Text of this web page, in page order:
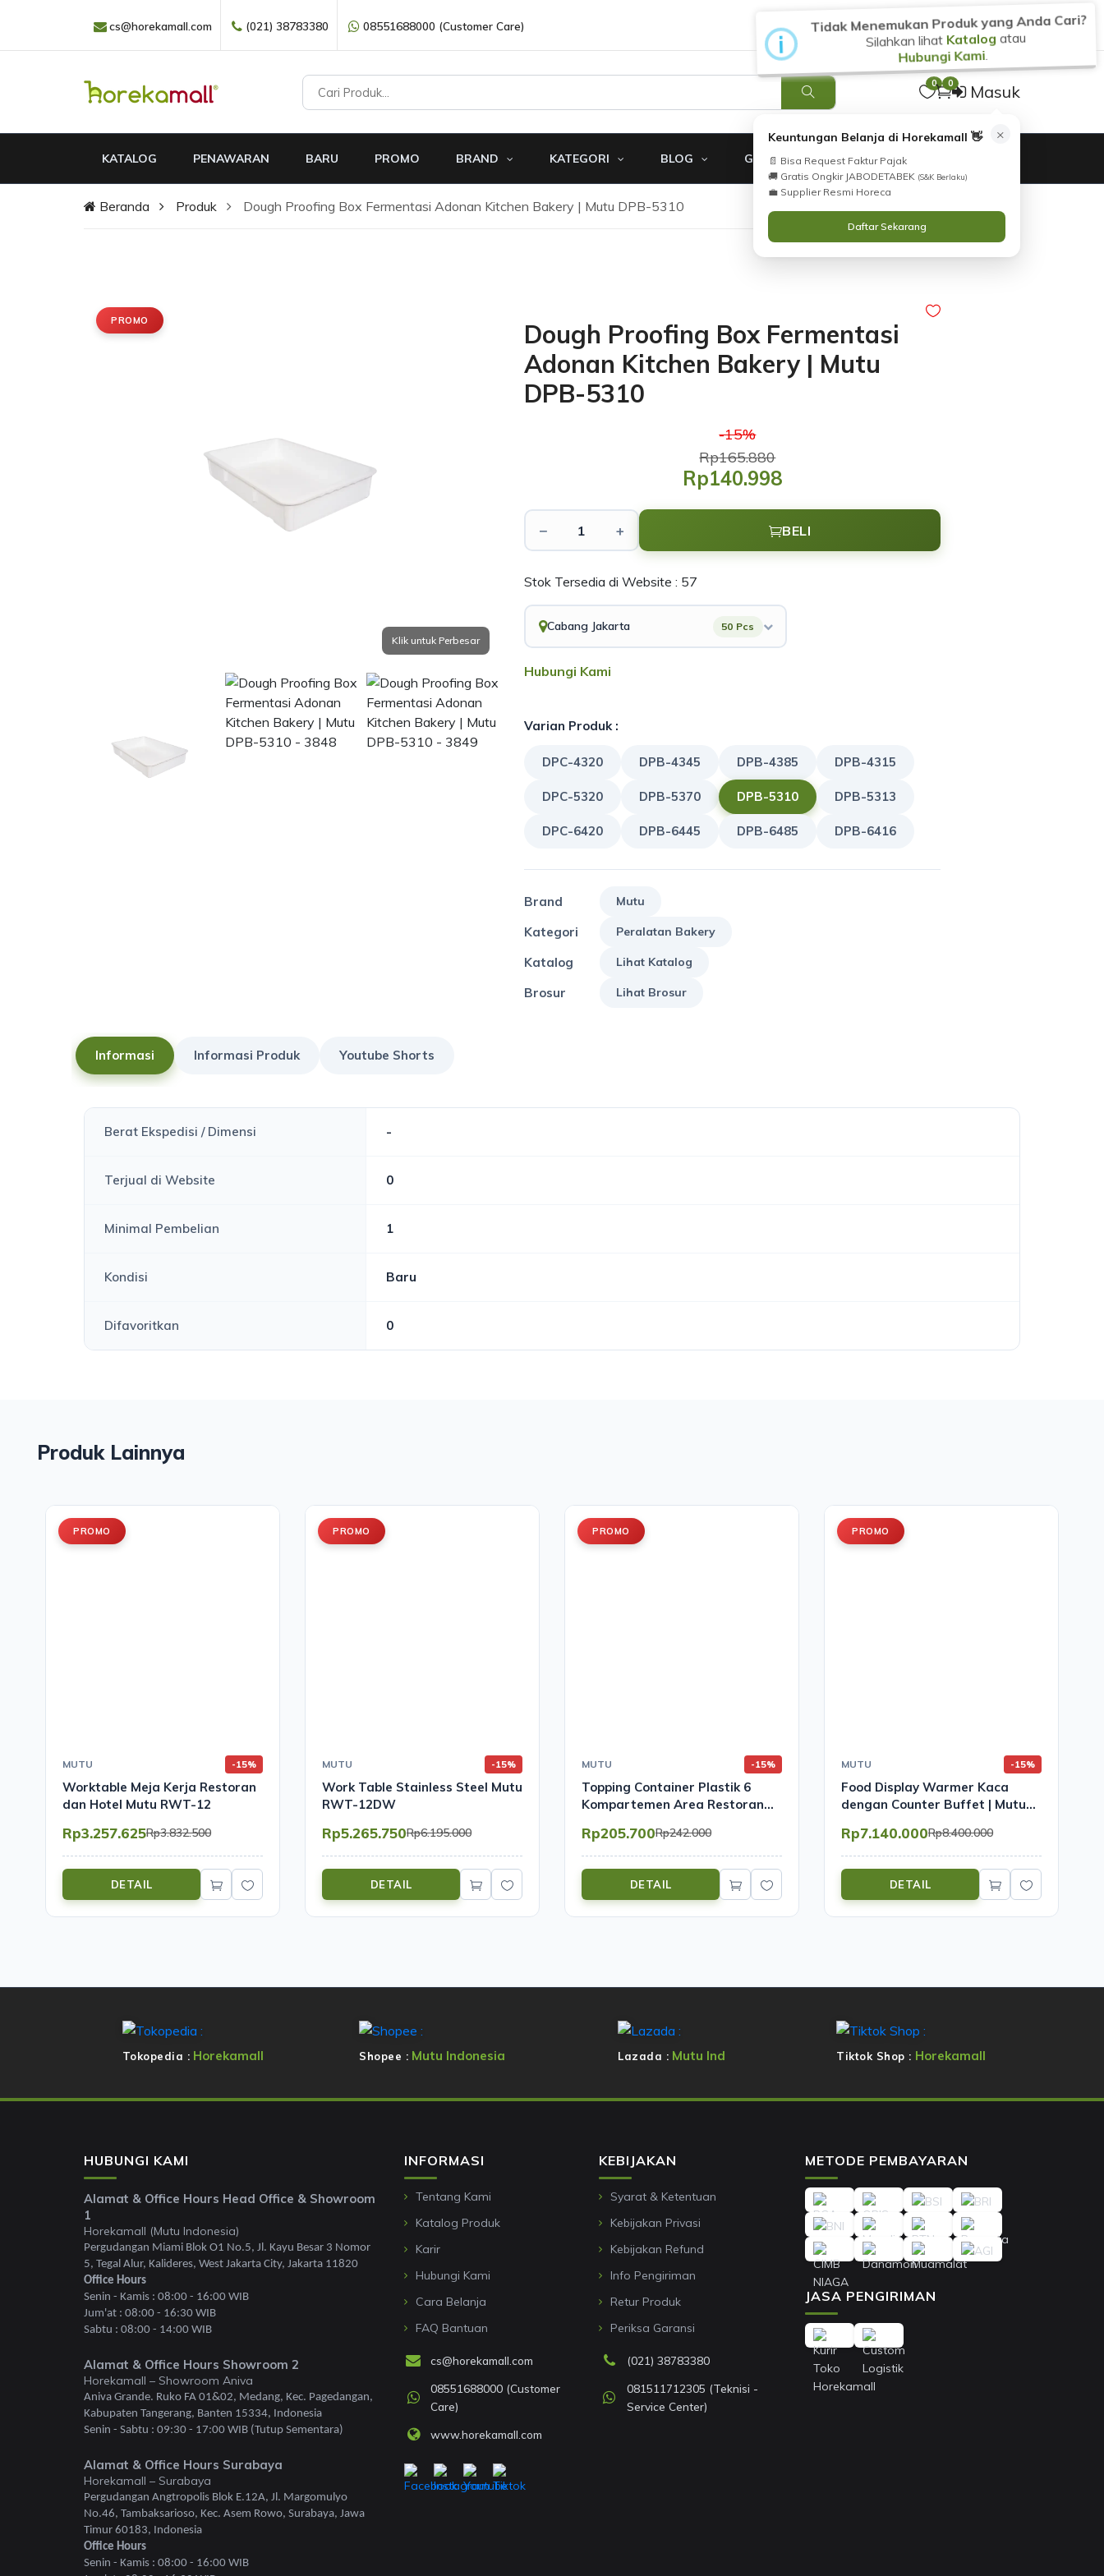
cs@horekamall.com (021) 38783380 08551688000 (Customer Care)
0 0 Masuk
×
Keuntungan Belanja di Horekamall 👋
📄 Bisa Request Faktur Pajak
🚚 Gratis Ongkir JABODETABEK (S&K Berlaku)
💼 Supplier Resmi Horeca
Daftar Sekarang
KATALOG PENAWARAN BARU PROMO BRAND KATEGORI BLOG GARANSI
Beranda Produk Dough Proofing Box Fermentasi Adonan Kitchen Bakery | Mutu DPB-5310
PROMO
Dough Proofing Box Fermentasi
Adonan Kitchen Bakery | Mutu
DPB-5310
-15%
Rp165.880
Rp140.998
− + BELI
Stok Tersedia di Website : 57
Cabang Jakarta 50 Pcs
Hubungi Kami
Varian Produk :
DPC-4320 DPB-4345 DPB-4385 DPB-4315
DPC-5320 DPB-5370 DPB-5310 DPB-5313
DPC-6420 DPB-6445 DPB-6485 DPB-6416
Brand Mutu
Kategori Peralatan Bakery
Katalog Lihat Katalog
Brosur Lihat Brosur
Informasi Informasi Produk Youtube Shorts
Berat Ekspedisi / Dimensi -
Terjual di Website 0
Minimal Pembelian 1
Kondisi Baru
Difavoritkan 0
Produk Lainnya
PROMO
MUTU -15%
Worktable Meja Kerja Restoran
dan Hotel Mutu RWT-12
Rp3.257.625Rp3.832.500
DETAIL
PROMO
MUTU -15%
Work Table Stainless Steel Mutu
RWT-12DW
Rp5.265.750Rp6.195.000
DETAIL
PROMO
MUTU -15%
Topping Container Plastik 6
Kompartemen Area Restoran
Rp205.700Rp242.000
DETAIL
PROMO
MUTU -15%
Food Display Warmer Kaca
dengan Counter Buffet | Mutu
Rp7.140.000Rp8.400.000
DETAIL
Tokopedia : Horekamall Shopee : Mutu Indonesia Lazada : Mutu Ind Tiktok Shop : Horekamall
HUBUNGI KAMI
Alamat & Office Hours Head Office & Showroom
1
Horekamall (Mutu Indonesia)
Pergudangan Miami Blok O1 No.5, Jl. Kayu Besar 3 Nomor
5, Tegal Alur, Kalideres, West Jakarta City, Jakarta 11820
Office Hours
Senin - Kamis : 08:00 - 16:00 WIB
Jum'at : 08:00 - 16:30 WIB
Sabtu : 08:00 - 14:00 WIB
Alamat & Office Hours Showroom 2
Horekamall – Showroom Aniva
Aniva Grande. Ruko FA 01&02, Medang, Kec. Pagedangan,
Kabupaten Tangerang, Banten 15334, Indonesia
Senin - Sabtu : 09:30 - 17:00 WIB (Tutup Sementara)
Alamat & Office Hours Surabaya
Horekamall – Surabaya
Pergudangan Angtropolis Blok E.12A, Jl. Margomulyo
No.46, Tambaksarioso, Kec. Asem Rowo, Surabaya, Jawa
Timur 60183, Indonesia
Office Hours
Senin - Kamis : 08:00 - 16:00 WIB
INFORMASI
Tentang Kami
Katalog Produk
Karir
Hubungi Kami
Cara Belanja
FAQ Bantuan
KEBIJAKAN
Syarat & Ketentuan
Kebijakan Privasi
Kebijakan Refund
Info Pengiriman
Retur Produk
Periksa Garansi
cs@horekamall.com
(021) 38783380
08551688000 (Customer
Care)
081511712305 (Teknisi -
Service Center)
www.horekamall.com
METODE PEMBAYARAN
JASA PENGIRIMAN
i
Tidak Menemukan Produk yang Anda Cari?
Silahkan lihat Katalog atau
Hubungi Kami.